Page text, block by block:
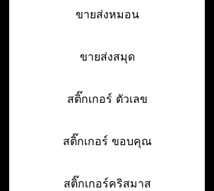
ขายส่งหมอน
ขายส่งสมุด
สติ๊กเกอร์ ตัวเลข
สติ๊กเกอร์ ขอบคุณ
สติ๊กเกอร์คริสมาส